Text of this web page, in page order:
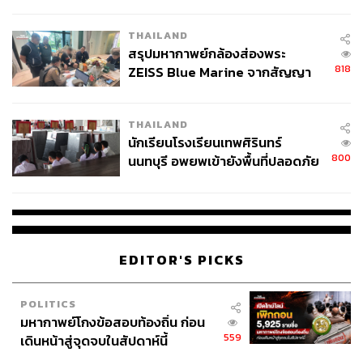
อื่นๆ จะเดินตามรอยทำเรื่องติดตั้งขอรับ Alipay มาใช้เพิ่มขึ้น
เรื่อยๆ
นอกจากนี้ในประเทศไทย Alipay ยังร่วมมือกับสถาบันการเงิน
ไทย, ธนาคารกรุงไทย, ธนาคารไทยพาณิชย์, เคาน์เตอร์
เซอร์วิส ฯลฯ รวม 10 เจ้า ซึ่งพาร์ตเนอร์เหล่านี้ก็จะกลายเป็น
ตัวกลางประสานงานให้เงินจากลูกค้าจีนกลับเข้าสู่กระเป๋า
บัตรเครดิต และไม่ต้องไปเปิดบัญชีธนาคารในจีนให้วุ่นวาย
Alipay ยังเดินหน้าทำแคมเปญโฆษณาในตัวแอปฯ ช่วย
โปรโมตนักท่องเที่ยวให้แวะมาที่ร้านค้าที่ใช้บริการเพื่อเพิ่ม
ยอด Traffic หน้าร้านได้อีกด้วย ยิ่งร้านไหนที่มีโปรโมชันดี มี
ส่วนลดเยอะ อัลกอริทึมของ Alipay ก็จะดันลิงก์ร้านค้าให้ขึ้น
ไปอยู่ในหน้าแรกๆ ได้
THAILAND
สรุปมหากาพย์กล้องส่องพระ
ZEISS Blue Marine จากสัญญา
จ่ายหนี้-แอบระบุแบรนด์
818
THAILAND
นักเรียนโรงเรียนเทพศิรินทร์
นนทบุรี อพยพเข้ายังพื้นที่ปลอดภัย
800
EDITOR'S PICKS
POLITICS
มหากาพย์โกงข้อสอบท้องถิ่น ก่อน
เดินหน้าสู่จุดจบในสัปดาห์นี้
559